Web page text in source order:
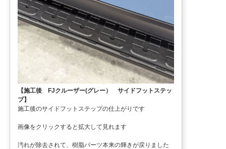
【施工後 FJクルーザー(グレー） サイドフットステッ
プ】
施工後のサイドフットステップの仕上がりです
画像をクリックすると拡大して見れます
汚れが除去されて、樹脂パーツ本来の輝きが戻りました